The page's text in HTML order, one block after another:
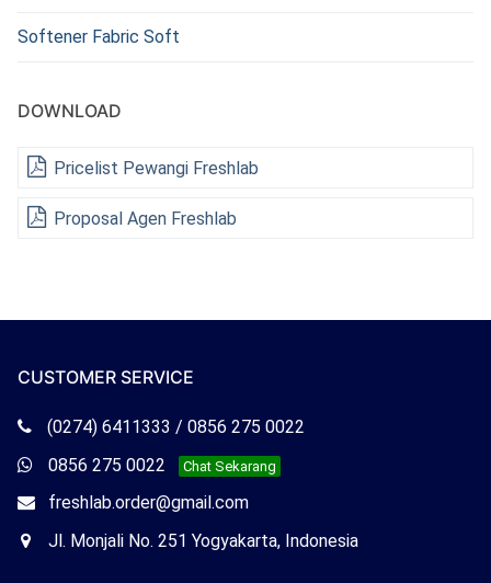
Softener Fabric Soft
DOWNLOAD
Pricelist Pewangi Freshlab
Proposal Agen Freshlab
CUSTOMER SERVICE
Telepon
Freshlab
(0274) 6411333 / 0856 275 0022
Whatsapp
Freshlab
0856 275 0022 Chat Sekarang
Email
Freshlab
freshlab.order@gmail.com
OfficeJl. Monjali No. 251 Yogyakarta, Indonesia